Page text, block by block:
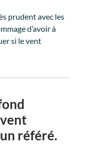
prudent avec les
d’avoir à
si le vent
référé.